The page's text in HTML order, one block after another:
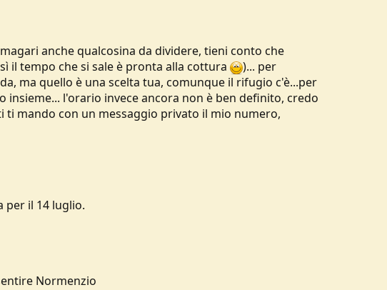
anche qualcosina da dividere, tieni conto che
il tempo che si sale è pronta alla cottura
)... per
ma quello è una scelta tua, comunque il rifugio c'è...per
l'orario invece ancora non è ben definito, credo
ti mando con un messaggio privato il mio numero,
per il 14 luglio.
Normenzio